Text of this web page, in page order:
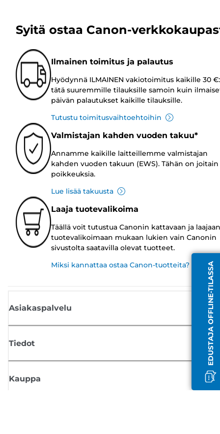
EDUSTAJA OFFLINE-TILASSA
Syitä ostaa Canon-
Ilmainen toimitus ja palautus
Hyödynnä ILMAINEN vakiotoimitus kaikille 30
tätä suuremmille tilauksille samoin kuin
päivän palautukset kaikille tilauksille.
Tutustu toimitusvaihtoehtoihin
Valmistajan kahden vuoden takuu*
Annamme kaikille laitteillemme valmistajan
kahden vuoden takuun (EWS). Tähän on joitain
poikkeuksia.
Lue lisää takuusta
Laaja tuotevalikoima
Täällä voit tutustua Canonin kattavaan ja laajaan
tuotevalikoimaan mukaan lukien vain Canonin
sivustolta saatavilla olevat tuotteet.
Miksi kannattaa ostaa Canon-tuotteita?
Asiakaspalvelu
Tiedot
Kauppa